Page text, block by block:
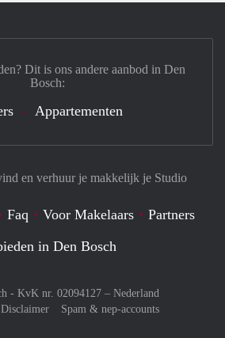
en verhuur je makkelijk je Studio
Faq Voor Makelaars
Partners
in Den Bosch
- KvK nr. 02094127 – Nederland
Disclaimer
Spam & nep-accounts
Dit is ons andere aanbod in Den
Bosch:
Appartementen